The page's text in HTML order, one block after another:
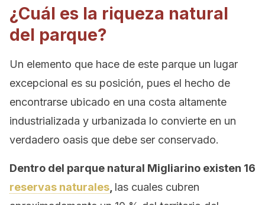
¿Cuál es la riqueza natural
del parque?
Un elemento que hace de este parque un lugar
excepcional es su posición, pues el hecho de
encontrarse ubicado en una costa altamente
industrializada y urbanizada lo convierte en un
verdadero oasis que debe ser conservado.
Dentro del parque natural Migliarino existen 16
reservas naturales las cuales cubren